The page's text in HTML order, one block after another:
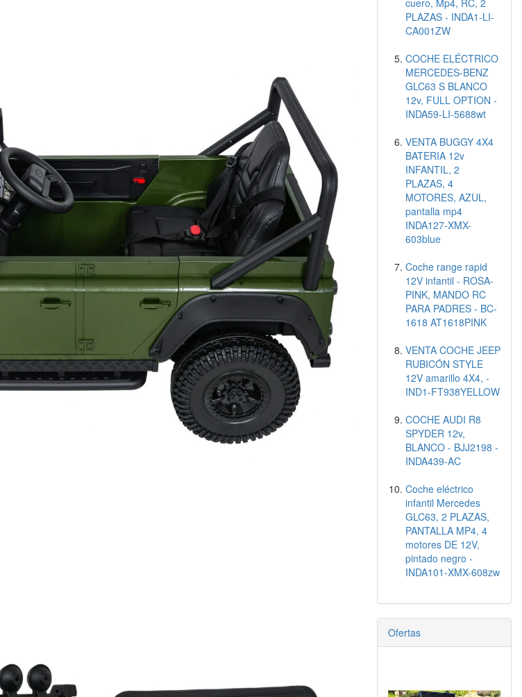
PLAZAS - INDA1-LI-
CA001ZW
COCHE ELÉCTRICO
MERCEDES-BENZ
GLC63 S BLANCO
12v, FULL OPTION -
INDA59-LI-5688wt
VENTA BUGGY 4X4
BATERIA 12v
INFANTIL, 2
PLAZAS, 4
MOTORES, AZUL,
pantalla mp4
INDA127-XMX-
603blue
Coche range rapid
12V infantil - ROSA-
PINK, MANDO RC
PARA PADRES - BC-
1618 AT1618PINK
VENTA COCHE JEEP
RUBICÓN STYLE
12V amarillo 4X4, -
IND1-FT938YELLOW
COCHE AUDI R8
SPYDER 12v,
BLANCO - BJJ2198 -
INDA439-AC
Coche eléctrico
infantil Mercedes
GLC63, 2 PLAZAS,
PANTALLA MP4, 4
motores DE 12V,
pintado negro -
INDA101-XMX-608zw
Ofertas